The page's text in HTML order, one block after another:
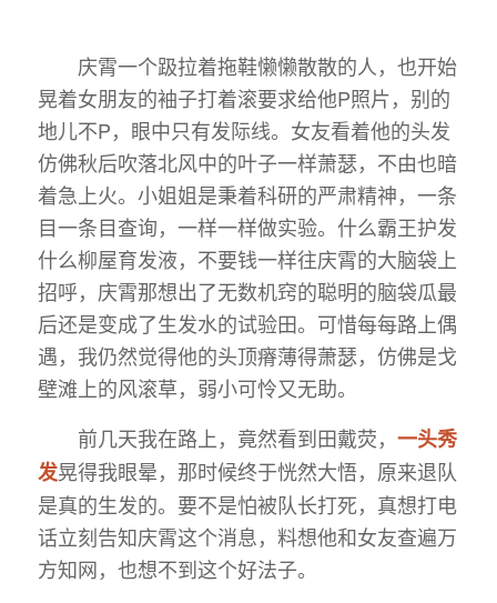
庆霄一个趿拉着拖鞋懒懒散散的人，也开始
晃着女朋友的袖子打着滚要求给他P照片，别的
地儿不P，眼中只有发际线。女友看着他的头发
仿佛秋后吹落北风中的叶子一样萧瑟，不由也暗
着急上火。小姐姐是秉着科研的严肃精神，一条
目一条目查询，一样一样做实验。什么霸王护发
什么柳屋育发液，不要钱一样往庆霄的大脑袋上
招呼，庆霄那想出了无数机窍的聪明的脑袋瓜最
后还是变成了生发水的试验田。可惜每每路上偶
遇，我仍然觉得他的头顶瘠薄得萧瑟，仿佛是戈
壁滩上的风滚草，弱小可怜又无助。
前几天我在路上，竟然看到田戴荧， 一头秀
发晃得我眼晕，那时候终于恍然大悟，原来退队
是真的生发的。要不是怕被队长打死，真想打电
话立刻告知庆霄这个消息，料想他和女友查遍万
方知网，也想不到这个好法子。